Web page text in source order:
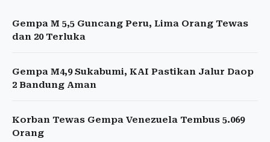
Gempa M 5,5 Guncang Peru, Lima Orang Tewas
dan 20 Terluka
Gempa M4,9 Sukabumi, KAI Pastikan Jalur Daop
2 Bandung Aman
Korban Tewas Gempa Venezuela Tembus 5.069
Orang